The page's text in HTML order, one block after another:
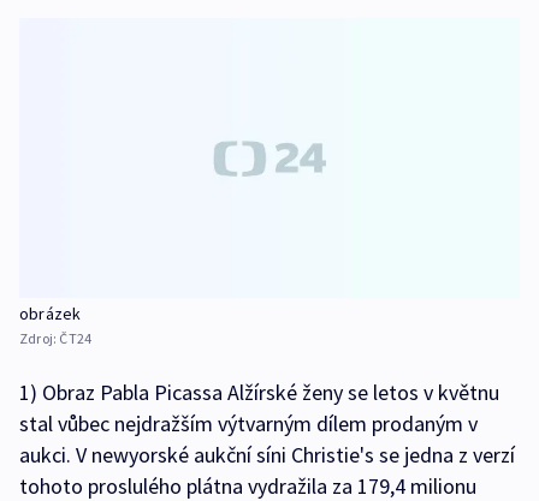
obrázek
Zdroj: ČT24
1) Obraz Pabla Picassa Alžírské ženy se letos v květnu
stal vůbec nejdražším výtvarným dílem prodaným v
aukci. V newyorské aukční síni Christie's se jedna z verzí
tohoto proslulého plátna vydražila za 179,4 milionu